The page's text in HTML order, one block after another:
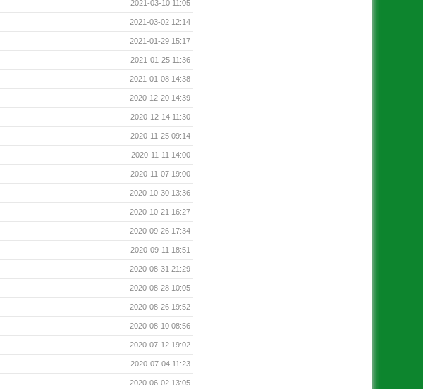
2021-03-10 11:05
2021-03-02 12:14
2021-01-29 15:17
2021-01-25 11:36
2021-01-08 14:38
2020-12-20 14:39
2020-12-14 11:30
2020-11-25 09:14
2020-11-11 14:00
2020-11-07 19:00
2020-10-30 13:36
2020-10-21 16:27
2020-09-26 17:34
2020-09-11 18:51
2020-08-31 21:29
2020-08-28 10:05
2020-08-26 19:52
2020-08-10 08:56
2020-07-12 19:02
2020-07-04 11:23
2020-06-02 13:05